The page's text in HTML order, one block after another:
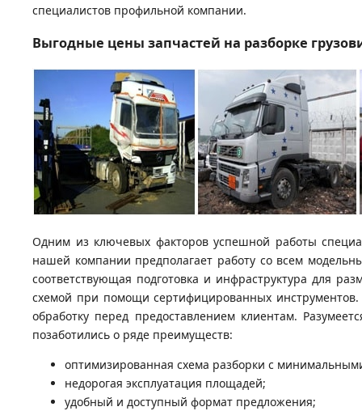
специалистов профильной компании.
Выгодные цены запчастей на разборке
Одним из ключевых факторов успешной работы
нашей компании предполагает работу со всем
соответствующая подготовка и инфраструктура для
схемой при помощи сертифицированных
обработку перед предоставлением клиентам.
позаботились о ряде преимуществ:
оптимизированная схема разборки с
недорогая эксплуатация площадей;
удобный и доступный формат предложения;